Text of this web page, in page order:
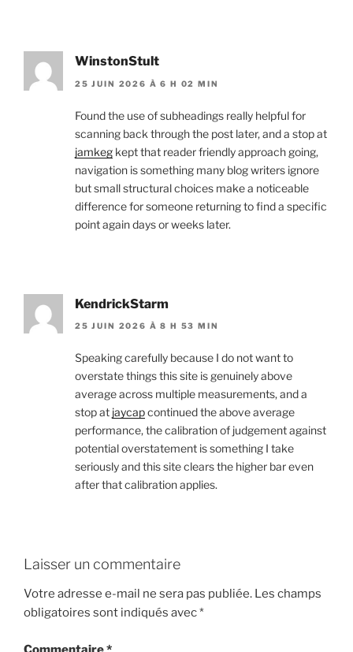
WinstonStult
25 JUIN 2026 À 6 H 02 MIN
Found the use of subheadings really helpful for
scanning back through the post later, and a stop at
jamkeg kept that reader friendly approach going,
navigation is something many blog writers ignore
but small structural choices make a noticeable
difference for someone returning to find a specific
point again days or weeks later.
KendrickStarm
25 JUIN 2026 À 8 H 53 MIN
Speaking carefully because I do not want to
overstate things this site is genuinely above
average across multiple measurements, and a
stop at jaycapcontinued the above average
performance, the calibration of judgement against
potential overstatement is something I take
seriously and this site clears the higher bar even
after that calibration applies.
Laisser un commentaire
Votre adresse e-mail ne sera pas publiée. Les champs
obligatoires sont indiqués avec*